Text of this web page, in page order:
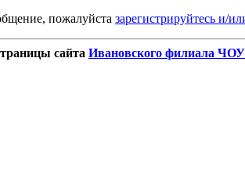
пожалуйста зарегистрируйтесь и/
сайта Ивановского филиала